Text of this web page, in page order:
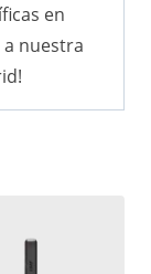
en
a nuestra